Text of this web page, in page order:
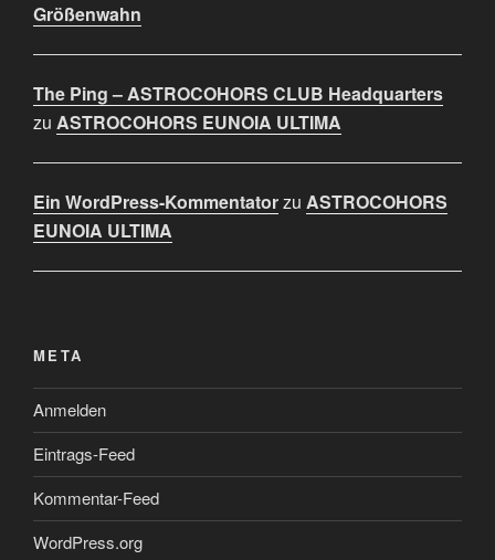
Größenwahn
The Ping – ASTROCOHORS CLUB Headquarters
zu ASTROCOHORS EUNOIA ULTIMA
Ein WordPress-Kommentatorzu ASTROCOHORS
EUNOIA ULTIMA
META
Anmelden
Eintrags-Feed
Kommentar-Feed
WordPress.org